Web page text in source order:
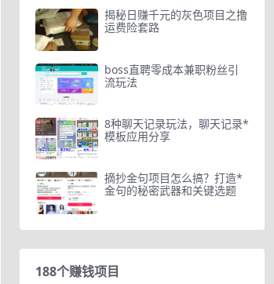
揭秘日赚千元的灰色项目之撸
运费险套路
boss直聘零成本兼职粉丝引
流玩法
8种聊天记录玩法，聊天记录*
模板应用分享
摘抄金句项目怎么搞？打造*
金句的秘密武器和关键选题
188个赚钱项目